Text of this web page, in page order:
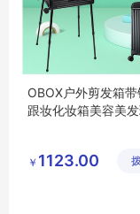
OBOX户外剪发箱
跟妆化妆箱美容美
￥ 1123.00